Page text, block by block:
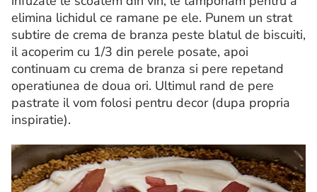
elimina lichidul ce ramane pe ele. Punem un strat
subtire de crema de branza peste blatul de biscuiti,
il acoperim cu 1/3 din perele posate, apoi
continuam cu crema de branza si pere repetand
operatiunea de doua ori. Ultimul rand de pere
pastrate il vom folosi pentru decor (dupa propria
inspiratie).